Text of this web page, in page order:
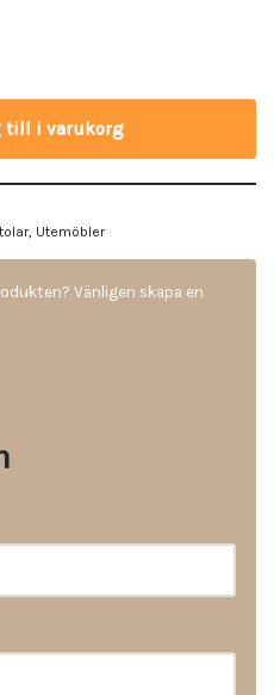
till i varukorg
, Utemöbler
Vänligen skapa en